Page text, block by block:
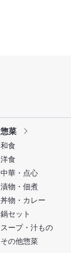
惣菜
和食
洋食
中華・点心
漬物・佃煮
丼物・カレー
鍋セット
スープ・汁もの
その他惣菜